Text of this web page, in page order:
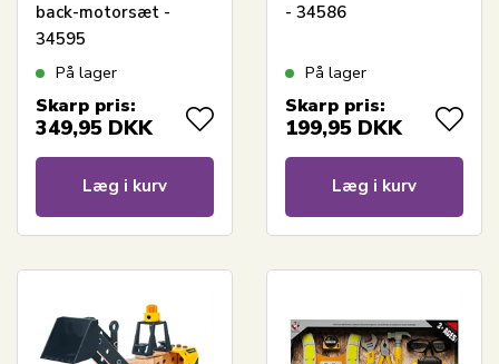
back-motorsæt -
34595
På lager
Skarp pris:
349,95 DKK
Læg i kurv
- 34586
På lager
Skarp pris:
199,95 DKK
Læg i kurv